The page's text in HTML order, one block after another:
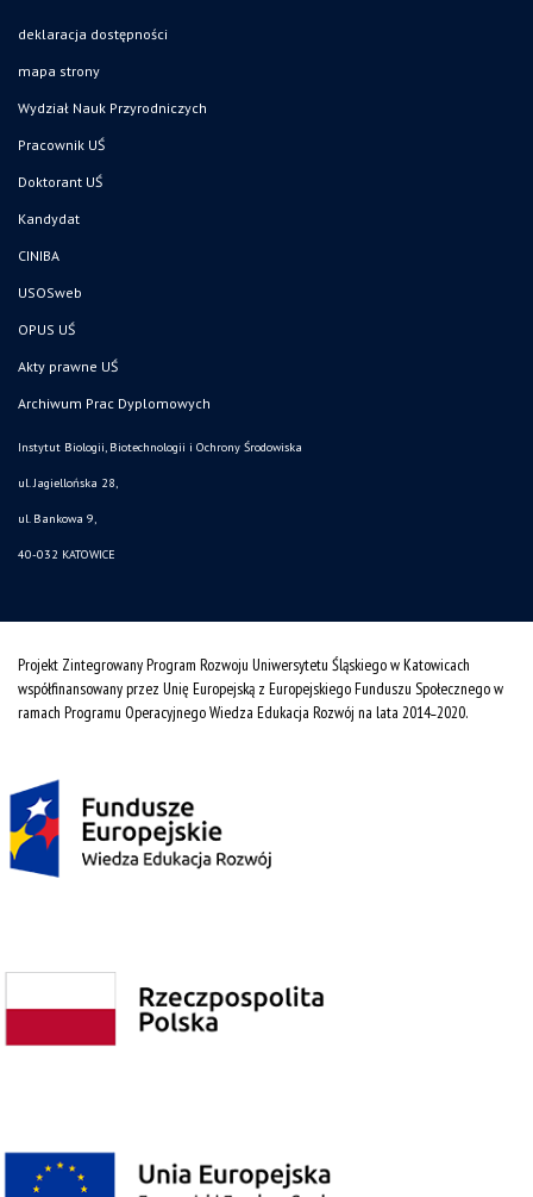
deklaracja dostępności
mapa strony
Wydział Nauk Przyrodniczych
Pracownik UŚ
Doktorant UŚ
Kandydat
CINIBA
USOSweb
OPUS UŚ
Akty prawne UŚ
Archiwum Prac Dyplomowych
Instytut Biologii, Biotechnologii i Ochrony Środowiska
ul. Jagiellońska 28,
ul. Bankowa 9,
40-032 KATOWICE
Projekt Zintegrowany Program Rozwoju Uniwersytetu Śląskiego w Katowicach
współfinansowany przez Unię Europejską z Europejskiego Funduszu Społecznego w
ramach Programu Operacyjnego Wiedza Edukacja Rozwój na lata 2014˗2020.